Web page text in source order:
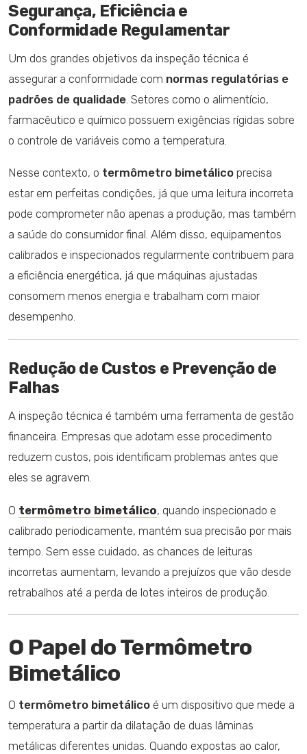
Segurança, Eficiência e
Conformidade Regulamentar
Um dos grandes objetivos da inspeção técnica é
assegurar a conformidade com normas regulatórias e
padrões de qualidade . Setores como o alimentício,
farmacêutico e químico possuem exigências rígidas sobre
o controle de variáveis como a temperatura.
Nesse contexto, o termômetro bimetálico precisa
estar em perfeitas condições, já que uma leitura incorreta
pode comprometer não apenas a produção, mas também
a saúde do consumidor final. Além disso, equipamentos
calibrados e inspecionados regularmente contribuem para
a eficiência energética, já que máquinas ajustadas
consomem menos energia e trabalham com maior
desempenho.
Redução de Custos e Prevenção de
Falhas
A inspeção técnica é também uma ferramenta de gestão
financeira. Empresas que adotam esse procedimento
reduzem custos, pois identificam problemas antes que
eles se agravem.
O termômetro bimetálico, quando inspecionado e
calibrado periodicamente, mantém sua precisão por mais
tempo. Sem esse cuidado, as chances de leituras
incorretas aumentam, levando a prejuízos que vão desde
retrabalhos até a perda de lotes inteiros de produção.
O Papel do Termômetro
Bimetálico
O termômetro bimetálico é um dispositivo que mede a
temperatura a partir da dilatação de duas lâminas
metálicas diferentes unidas. Quando expostas ao calor,